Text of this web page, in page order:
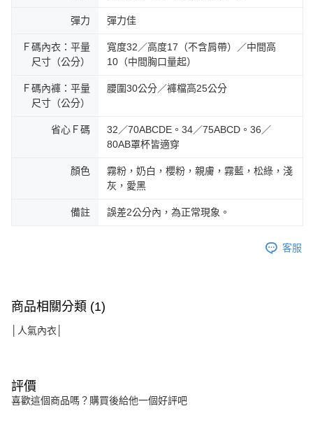
彈力 彈力佳
Ｆ碼內衣：平量
尺寸（公分）
寬度32／高度17（不含肩帶）／中間高
10（中間胸口量起）
Ｆ碼內褲：平量
尺寸（公分）
腰圍30公分／褲檔高25公分
省心Ｆ碼
32／70ABCDE。34／75ABCD。36／
80AB罩杯皆適穿
顏色
霧粉，奶白，櫻粉，親膚，霧藍，松綠，淺
灰，愛黑
備註 誤差2公分內，為正常現象。
客服
商品相關分類 (1)
│人氣內衣│
評價
喜歡這個商品嗎？購買後給他一個好評吧